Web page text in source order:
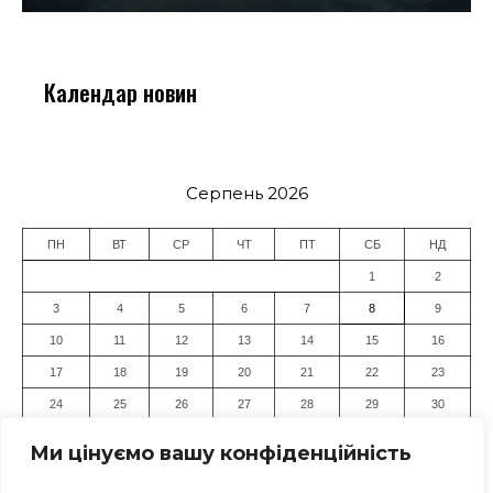
Ми цінуємо вашу конфіденційність
Календар новин
Серпень 2026
ПН ВТ СР ЧТ ПТ СБ НД
1 2
3 4 5 6 7 8 9
10 11 12 13 14 15 16
17 18 19 20 21 22 23
24 25 26 27 28 29 30